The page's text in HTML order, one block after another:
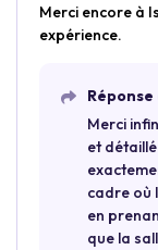
Merci encore à
expérience.
Réponse
Merci
et
cadre où
en
que la